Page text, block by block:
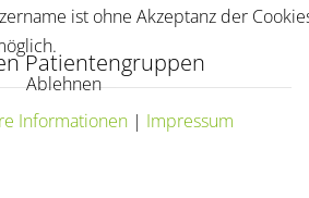
Patientengruppen
ist ohne Akzeptanz der
Ablehnen
Informationen| Impressum